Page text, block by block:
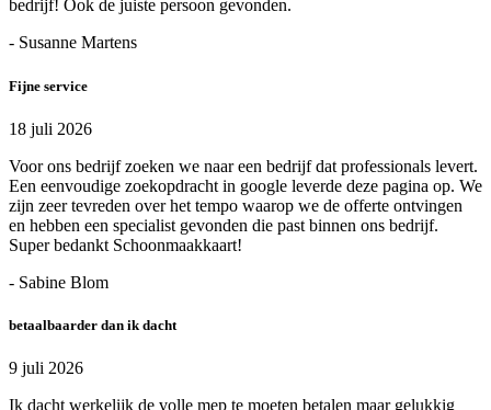
bedrijf! Ook de juiste persoon gevonden.
- Susanne Martens
Fijne service
18 juli 2026
Voor ons bedrijf zoeken we naar een bedrijf dat professionals levert.
Een eenvoudige zoekopdracht in google leverde deze pagina op. We
zijn zeer tevreden over het tempo waarop we de offerte ontvingen
en hebben een specialist gevonden die past binnen ons bedrijf.
Super bedankt Schoonmaakkaart!
- Sabine Blom
betaalbaarder dan ik dacht
9 juli 2026
Ik dacht werkelijk de volle mep te moeten betalen maar gelukkig